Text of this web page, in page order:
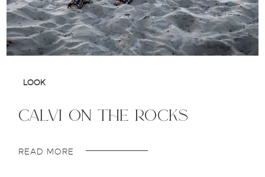
LOOK
calvi on the rocks
READ MORE